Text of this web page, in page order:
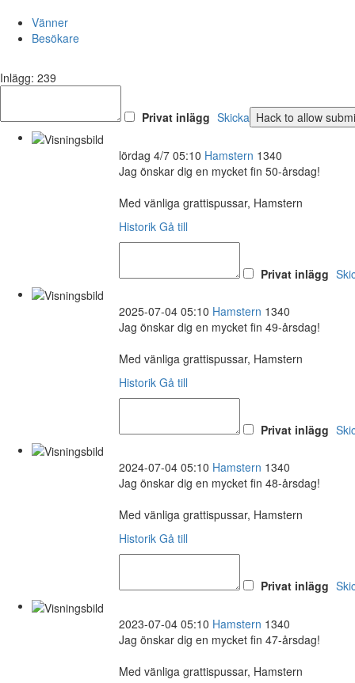
Vänner
Besökare
Inlägg: 239
Privat inlägg Skicka
lördag 4/7 05:10 Hamstern 1340
Jag önskar dig en mycket fin 50-årsdag!
Med vänliga grattispussar, Hamstern
Historik Gå till
Privat inlägg
2025-07-04 05:10 Hamstern 1340
Jag önskar dig en mycket fin 49-årsdag!
Med vänliga grattispussar, Hamstern
Historik Gå till
Privat inlägg
2024-07-04 05:10 Hamstern 1340
Jag önskar dig en mycket fin 48-årsdag!
Med vänliga grattispussar, Hamstern
Historik Gå till
Privat inlägg
2023-07-04 05:10 Hamstern 1340
Jag önskar dig en mycket fin 47-årsdag!
Med vänliga grattispussar, Hamstern